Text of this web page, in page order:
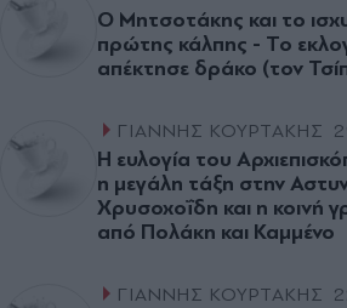
Ο Μητσοτάκης και το
πρώτης κάλπης - Το
απέκτησε δράκο (τον
ΓΙΑΝΝΗΣ ΚΟΥΡΤΑΚΗΣ
Η ευλογία του
η µεγάλη τάξη στην
Χρυσοχοΐδη και η κοινή
από Πολάκη και Καμμένο
ΓΙΑΝΝΗΣ ΚΟΥΡΤΑΚΗΣ